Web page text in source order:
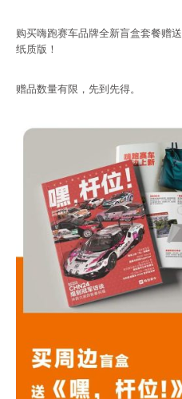
购买嗨跑赛车品牌全新盲盒套餐赠送
纸质版！
赠品数量有限，先到先得。